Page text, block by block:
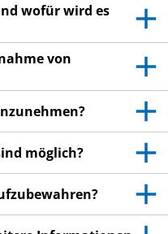
nicht an Dritte weiter.
schaden, auch wenn
haben wie Sie.
bemerken, wenden Sie
in dieser
sind. Siehe Abschnitt
wofür wird es
von
möglich?